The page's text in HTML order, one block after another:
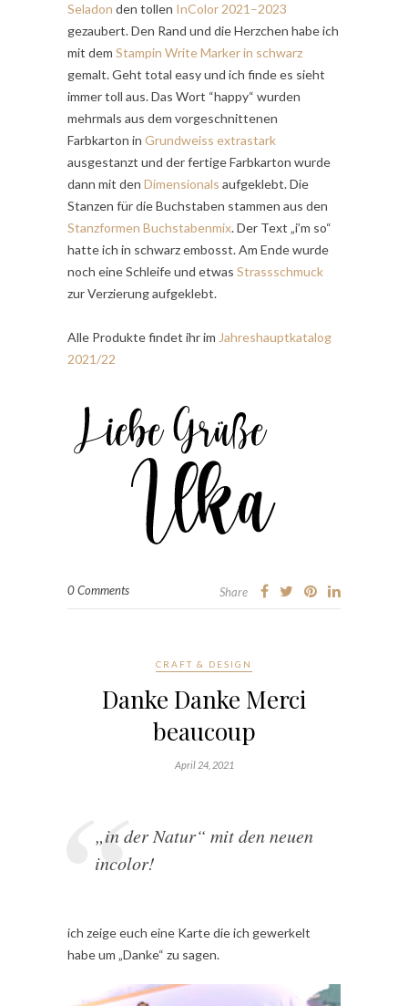
Seladon den tollen InColor 2021–2023
gezaubert. Den Rand und die Herzchen habe ich
mit dem Stampin Write Marker in schwarz
gemalt. Geht total easy und ich finde es sieht
immer toll aus. Das Wort “happy“ wurden
mehrmals aus dem vorgeschnittenen
Farbkarton in Grundweiss extrastark
ausgestanzt und der fertige Farbkarton wurde
dann mit den Dimensionals aufgeklebt. Die
Stanzen für die Buchstaben stammen aus den
Stanzformen Buchstabenmix. Der Text „i’m so“
hatte ich in schwarz embosst. Am Ende wurde
noch eine Schleife und etwas Strassschmuck
zur Verzierung aufgeklebt.
Alle Produkte findet ihr im Jahreshauptkatalog
2021/22
0 Comments Share
CRAFT & DESIGN
Danke Danke Merci
beaucoup
April 24, 2021
„in der Natur“ mit den neuen
incolor!
ich zeige euch eine Karte die ich gewerkelt
habe um „Danke“ zu sagen.